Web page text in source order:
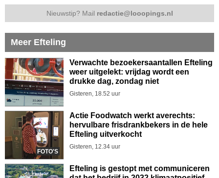
Nieuwstip? Mail redactie@looopings.nl
Meer Efteling
Verwachte bezoekersaantallen Efteling
weer uitgelekt: vrijdag wordt een
drukke dag, zondag niet
Gisteren, 18.52 uur
FOTO'S
Actie Foodwatch werkt averechts:
hervulbare frisdrankbekers in de hele
Efteling uitverkocht
Gisteren, 12.34 uur
Efteling is gestopt met communiceren